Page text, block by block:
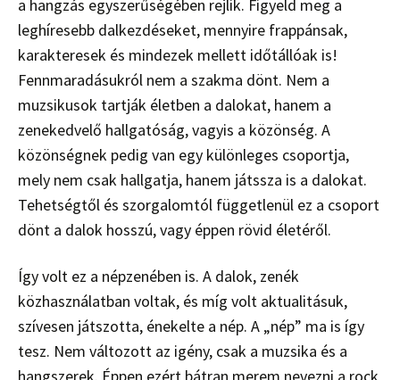
a hangzás egyszerűségében rejlik. Figyeld meg a
leghíresebb dalkezdéseket, mennyire frappánsak,
karakteresek és mindezek mellett időtállóak is!
Fennmaradásukról nem a szakma dönt. Nem a
muzsikusok tartják életben a dalokat, hanem a
zenekedvelő hallgatóság, vagyis a közönség. A
közönségnek pedig van egy különleges csoportja,
mely nem csak hallgatja, hanem játssza is a dalokat.
Tehetségtől és szorgalomtól függetlenül ez a csoport
dönt a dalok hosszú, vagy éppen rövid életéről.
Így volt ez a népzenében is. A dalok, zenék
közhasználatban voltak, és míg volt aktualitásuk,
szívesen játszotta, énekelte a nép. A „nép” ma is így
tesz. Nem változott az igény, csak a muzsika és a
hangszerek. Éppen ezért bátran merem nevezni a rock